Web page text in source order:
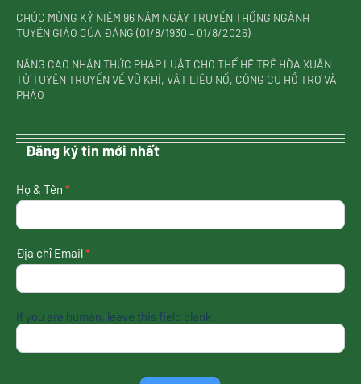
CHÚC MỪNG KỶ NIỆM 96 NĂM NGÀY TRUYỀN THỐNG NGÀNH
TUYÊN GIÁO CỦA ĐẢNG (01/8/1930 – 01/8/2026)
NÂNG CAO NHẬN THỨC PHÁP LUẬT CHO THẾ HỆ TRẺ HÒA XUÂN
TỪ TUYÊN TRUYỀN VỀ VŨ KHÍ, VẬT LIỆU NỔ, CÔNG CỤ HỖ TRỢ VÀ
PHÁO
Đăng ký tin mới nhất
nhận
tin
nhất
Họ & Tên *
Địa chỉ Email*
If you are human, leave this field blank.